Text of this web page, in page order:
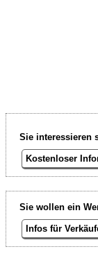
Sie interessieren
Kostenloser
Sie wollen ein
Infos für